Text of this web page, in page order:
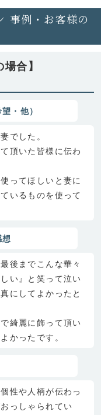
事例・お客様の
合】
・他）
でした。
頂いた皆様に伝わ
ってほしいと妻に
いるものを使って
後までこんな華々
い』と笑って泣い
にしてよかったと
綺麗に飾って頂い
かったです。
性や人柄が伝わっ
っしゃられてい